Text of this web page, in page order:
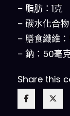
– 脂肪：1克
– 碳水化合
– 膳食纖維
– 鈉：50毫
Share this